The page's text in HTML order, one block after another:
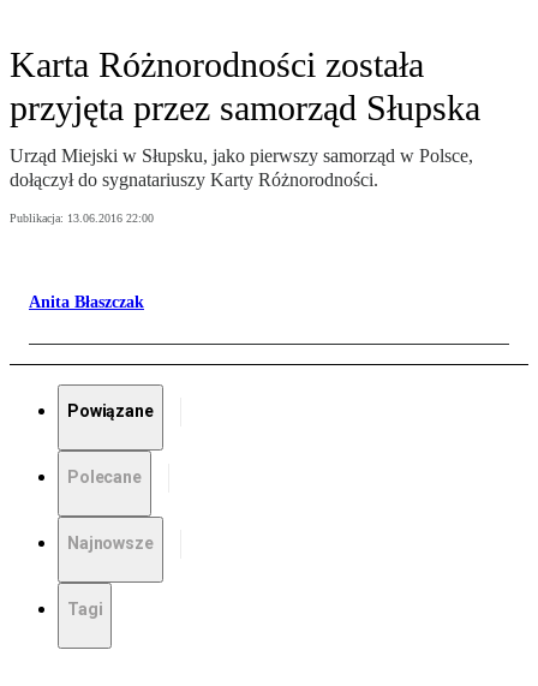
Karta Różnorodności została
przyjęta przez samorząd Słupska
Urząd Miejski w Słupsku, jako pierwszy samorząd w Polsce,
dołączył do sygnatariuszy Karty Różnorodności.
Publikacja: 13.06.2016 22:00
Anita Błaszczak
Powiązane
Polecane
Najnowsze
Tagi